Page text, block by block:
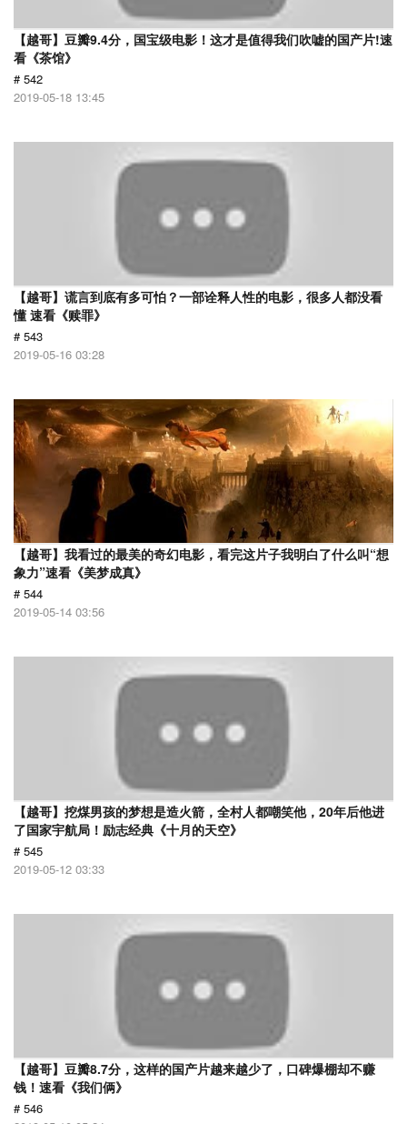
【越哥】豆瓣9.4分，国宝级电影！这才是值得我们吹嘘的国产片!速
看《茶馆》
# 542
2019-05-18 13:45
【越哥】谎言到底有多可怕？一部诠释人性的电影，很多人都没看
懂 速看《赎罪》
# 543
2019-05-16 03:28
【越哥】我看过的最美的奇幻电影，看完这片子我明白了什么叫“想
象力”速看《美梦成真》
# 544
2019-05-14 03:56
【越哥】挖煤男孩的梦想是造火箭，全村人都嘲笑他，20年后他进
了国家宇航局！励志经典《十月的天空》
# 545
2019-05-12 03:33
【越哥】豆瓣8.7分，这样的国产片越来越少了，口碑爆棚却不赚
钱！速看《我们俩》
# 546